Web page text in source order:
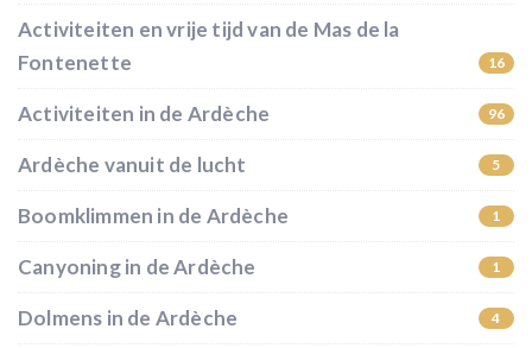
Activiteiten en vrije tijd van de Mas de la
Fontenette
16
Activiteiten in de Ardèche 96
Ardèche vanuit de lucht 5
Boomklimmen in de Ardèche 1
Canyoning in de Ardèche 1
Dolmens in de Ardèche 4